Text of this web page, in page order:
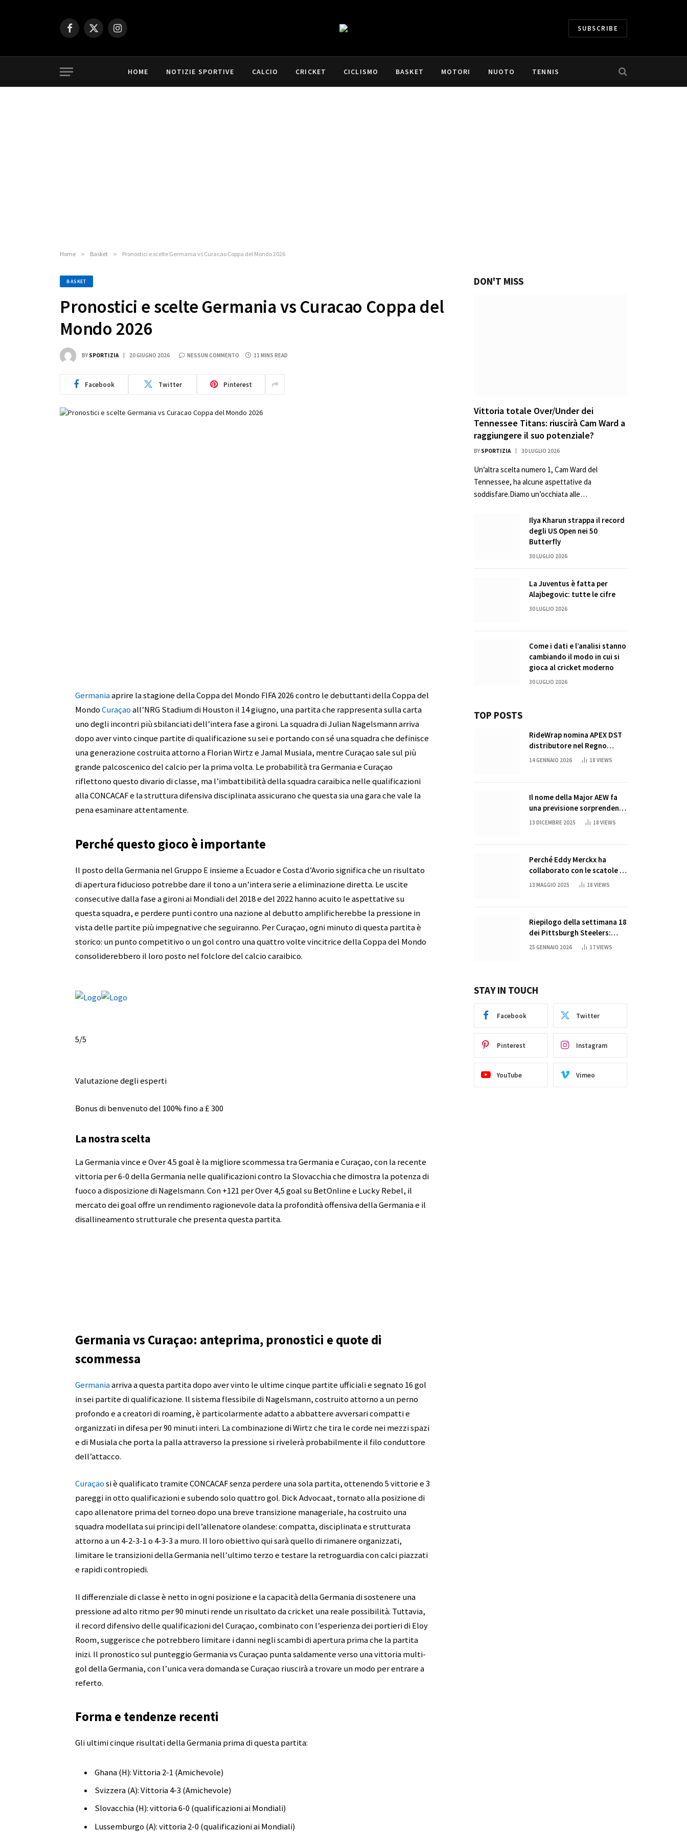
Facebook
X
Instagram SUBSCRIBE
HOME NOTIZIE SPORTIVE CALCIO CRICKET CICLISMO BASKET MOTORI NUOTO TENNIS
Home » Basket » Pronostici e scelte Germania vs Curacao Coppa del Mondo 2026
BASKET
Pronostici e scelte Germania vs Curacao Coppa del
Mondo 2026
BY SPORTIZIA 20 GIUGNO 2026 NESSUN COMMENTO 11 MINS READ
Facebook Twitter Pinterest
Germaniaaprire la stagione della Coppa del Mondo FIFA 2026 contro le debuttanti della Coppa del
MondoCuraçaoall’NRG Stadium di Houston il 14 giugno, una partita che rappresenta sulla carta
uno degli incontri più sbilanciati dell’intera fase a gironi. La squadra di Julian Nagelsmann arriva
dopo aver vinto cinque partite di qualificazione su sei e portando con sé una squadra che definisce
una generazione costruita attorno a Florian Wirtz e Jamal Musiala, mentre Curaçao sale sul più
grande palcoscenico del calcio per la prima volta. Le probabilità tra Germania e Curaçao
riflettono questo divario di classe, ma l’imbattibilità della squadra caraibica nelle qualificazioni
alla CONCACAF e la struttura difensiva disciplinata assicurano che questa sia una gara che vale la
pena esaminare attentamente.
Perché questo gioco è importante
Il posto della Germania nel Gruppo E insieme a Ecuador e Costa d’Avorio significa che un risultato
di apertura fiducioso potrebbe dare il tono a un’intera serie a eliminazione diretta. Le uscite
consecutive dalla fase a gironi ai Mondiali del 2018 e del 2022 hanno acuito le aspettative su
questa squadra, e perdere punti contro una nazione al debutto amplificherebbe la pressione in
vista delle partite più impegnative che seguiranno. Per Curaçao, ogni minuto di questa partita è
storico: un punto competitivo o un gol contro una quattro volte vincitrice della Coppa del Mondo
consoliderebbero il loro posto nel folclore del calcio caraibico.
5/5
Valutazione degli esperti
Bonus di benvenuto del 100% fino a £ 300
La nostra scelta
La Germania vince e Over 4.5 goal è la migliore scommessa tra Germania e Curaçao, con la recente
vittoria per 6-0 della Germania nelle qualificazioni contro la Slovacchia che dimostra la potenza di
fuoco a disposizione di Nagelsmann. Con +121 per Over 4,5 goal su BetOnline e Lucky Rebel, il
mercato dei goal offre un rendimento ragionevole data la profondità offensiva della Germania e il
disallineamento strutturale che presenta questa partita.
Germania vs Curaçao: anteprima, pronostici e quote di
scommessa
Germaniaarriva a questa partita dopo aver vinto le ultime cinque partite ufficiali e segnato 16 gol
in sei partite di qualificazione. Il sistema flessibile di Nagelsmann, costruito attorno a un perno
profondo e a creatori di roaming, è particolarmente adatto a abbattere avversari compatti e
organizzati in difesa per 90 minuti interi. La combinazione di Wirtz che tira le corde nei mezzi spazi
e di Musiala che porta la palla attraverso la pressione si rivelerà probabilmente il filo conduttore
dell’attacco.
Curaçaosi è qualificato tramite CONCACAF senza perdere una sola partita, ottenendo 5 vittorie e 3
pareggi in otto qualificazioni e subendo solo quattro gol. Dick Advocaat, tornato alla posizione di
capo allenatore prima del torneo dopo una breve transizione manageriale, ha costruito una
squadra modellata sui principi dell’allenatore olandese: compatta, disciplinata e strutturata
attorno a un 4-2-3-1 o 4-3-3 a muro. Il loro obiettivo qui sarà quello di rimanere organizzati,
limitare le transizioni della Germania nell’ultimo terzo e testare la retroguardia con calci piazzati
e rapidi contropiedi.
Il differenziale di classe è netto in ogni posizione e la capacità della Germania di sostenere una
pressione ad alto ritmo per 90 minuti rende un risultato da cricket una reale possibilità. Tuttavia,
il record difensivo delle qualificazioni del Curaçao, combinato con l’esperienza dei portieri di Eloy
Room, suggerisce che potrebbero limitare i danni negli scambi di apertura prima che la partita
inizi. Il pronostico sul punteggio Germania vs Curaçao punta saldamente verso una vittoria multi-
gol della Germania, con l’unica vera domanda se Curaçao riuscirà a trovare un modo per entrare a
referto.
Forma e tendenze recenti
Gli ultimi cinque risultati della Germania prima di questa partita:
Ghana (H): Vittoria 2-1 (Amichevole)
Svizzera (A): Vittoria 4-3 (Amichevole)
Slovacchia (H): vittoria 6-0 (qualificazioni ai Mondiali)
Lussemburgo (A): vittoria 2-0 (qualificazioni ai Mondiali)
DON'T MISS
Vittoria totale Over/Under dei
Tennessee Titans: riuscirà Cam Ward a
raggiungere il suo potenziale?
BY SPORTIZIA 30 LUGLIO 2026
Un’altra scelta numero 1, Cam Ward del
Tennessee, ha alcune aspettative da
soddisfare.Diamo un’occhiata alle…
Ilya Kharun strappa il record
degli US Open nei 50
Butterfly
30 LUGLIO 2026
La Juventus è fatta per
Alajbegovic: tutte le cifre
30 LUGLIO 2026
Come i dati e l’analisi stanno
cambiando il modo in cui si
gioca al cricket moderno
30 LUGLIO 2026
TOP POSTS
RideWrap nomina APEX DST
distributore nel Regno
Unito
14 GENNAIO 2026 18 VIEWS
Il nome della Major AEW fa
una previsione sorprendente
per la partita di ritiro di
13 DICEMBRE 2025 18 VIEWS
Perché Eddy Merckx ha
collaborato con le scatole di
succo di Sun Capri
13 MAGGIO 2025 18 VIEWS
Riepilogo della settimana 18
dei Pittsburgh Steelers:
credi nei miracoli?
25 GENNAIO 2026 17VIEWS
STAY IN TOUCH
Facebook Twitter
Pinterest Instagram
YouTube Vimeo